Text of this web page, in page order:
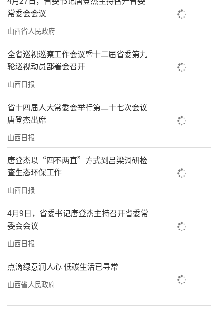
常委会会议
山西省人民政府
全省巡视巡察工作会议暨十二届省委第九
轮巡视动员部署会召开
山西日报
省十四届人大常委会举行第二十七次会议
唐登杰出席
山西日报
唐登杰以“四不两直”方式到吕梁调研检
查生态环保工作
山西日报
4月9日，省委书记唐登杰主持召开省委常
委会会议
山西日报
点滴绿意润人心 低碳生活已寻常
山西省人民政府